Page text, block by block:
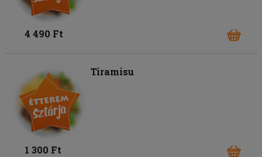
4 490 Ft
Tiramisu
1 300 Ft